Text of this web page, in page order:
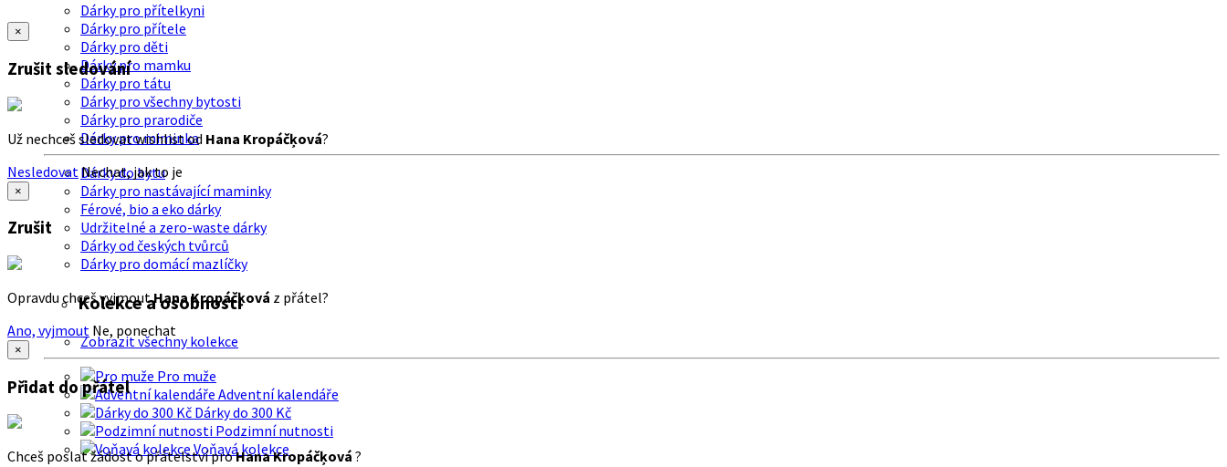
Dárky pro přítelkyni
Dárky pro přítele
Dárky pro děti
Dárky pro mamku
Dárky pro tátu
Dárky pro všechny bytosti
Dárky pro prarodiče
Dárky pro miminka
Dárky do bytu
Dárky pro nastávající maminky
Férové, bio a eko dárky
Udržitelné a zero-waste dárky
Dárky od českých tvůrců
Dárky pro domácí mazlíčky
Kolekce a osobnosti
Zobrazit všechny kolekce
Pro muže
Adventní kalendáře
Dárky do 300 Kč
Podzimní nutnosti
Voňavá kolekce
×
Zrušit sledování
Už nechceš sledovat wishlist od Hana Kropáčķová?
Nesledovat Nechat, jak to je
×
Zrušit
Opravdu chceš vyjmoutHana Kropáčķová z přátel?
Ano, vyjmout Ne, ponechat
×
Přidat do přátel
Chceš poslat žádost o přátelství proHana Kropáčķová ?